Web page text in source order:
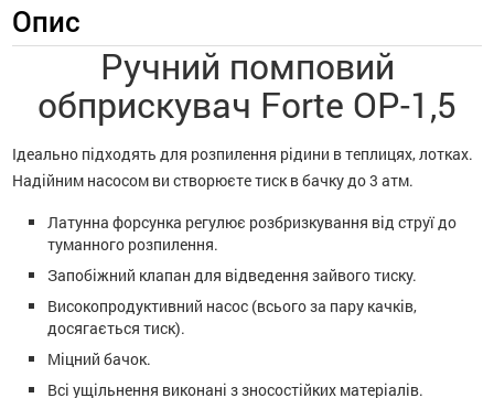
Опис
Ручний помповий
обприскувач Forte ОР-1,5
Ідеально підходять для розпилення рідини в теплицях, лотках.
Надійним насосом ви створюєте тиск в бачку до 3 атм.
Латунна форсунка регулює розбризкування від струї до
туманного розпилення.
Запобіжний клапан для відведення зайвого тиску.
Високопродуктивний насос (всього за пару качків,
досягається тиск).
Міцний бачок.
Всі ущільнення виконані з зносостійких матеріалів.